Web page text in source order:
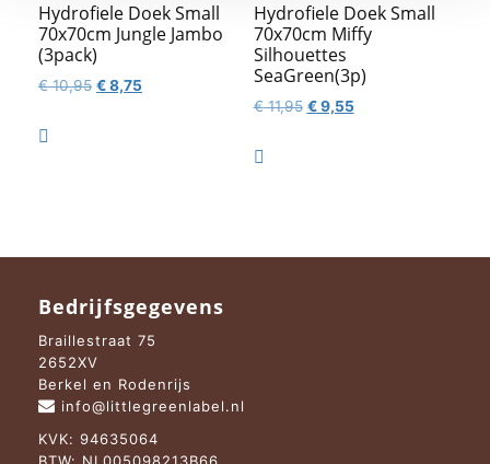
Hydrofiele Doek Small
70x70cm Jungle Jambo
(3pack)
€10,95 Oorspronkelijke
€8,75Huidige

Hydrofiele Doek Small
70x70cm Miffy
Silhouettes
SeaGreen(3p)
€11,95 Oorspronkelijke
€9,55Huidige

Bedrijfsgegevens
Braillestraat 75
2652XV
Berkel en Rodenrijs
info@littlegreenlabel.nl
KVK: 94635064